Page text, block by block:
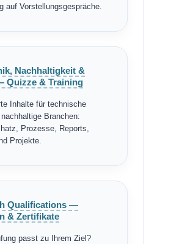
auf Vorstellungsgespräche.
Nachhaltigkeit &
Quizze & Training
Inhalte für technische
nachhaltige Branchen:
Prozesse, Reports,
Projekte.
Qualifications —
& Zertifikate
passt zu Ihrem Ziel?